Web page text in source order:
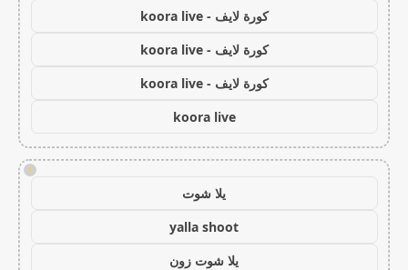
كورة لايف - koora live
كورة لايف - koora live
كورة لايف - koora live
koora live
!
يلا شوت
yalla shoot
يلا شوت زون